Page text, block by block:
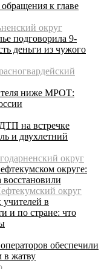
к главе
округ
подговорила 9-
деньги из чужого
ниже МРОТ:
на встречке
и двухлетний
округ
округе:
восстановили
округ
учителей в
и по стране: что
обеспечили
в жатву